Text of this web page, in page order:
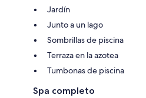
Jardín
Junto a un lago
Sombrillas de piscina
Terraza en la azotea
Tumbonas de piscina
Spa completo